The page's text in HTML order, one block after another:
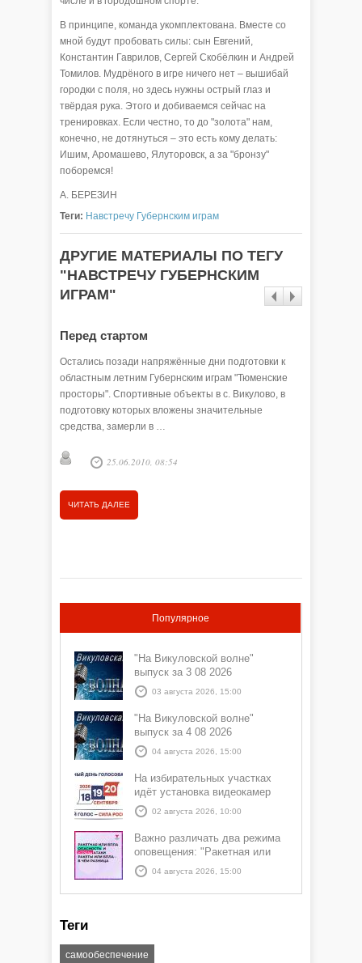
В принципе, команда укомплектована. Вместе со
мной будут пробовать силы: сын Евгений,
Константин Гаврилов, Сергей Скобёлкин и Андрей
Томилов. Мудрёного в игре ничего нет – вышибай
городки с поля, но здесь нужны острый глаз и
твёрдая рука. Этого и добиваемся сейчас на
тренировках. Если честно, то до "золота" нам,
конечно, не дотянуться – это есть кому делать:
Ишим, Аромашево, Ялуторовск, а за "бронзу"
поборемся!
А. БЕРЕЗИН
Теги: Навстречу Губернским играм
ДРУГИЕ МАТЕРИАЛЫ ПО ТЕГУ
"НАВСТРЕЧУ ГУБЕРНСКИМ
ИГРАМ"
Перед стартом
Остались позади напряжённые дни подготовки к
областным летним Губернским играм "Тюменские
просторы". Спортивные объекты в с. Викулово, в
подготовку которых вложены значительные
средства, замерли в …
25.06.2010, 08:54
ЧИТАТЬ ДАЛЕЕ
Популярное
"На Викуловской волне"
выпуск за 3 08 2026
03 августа 2026, 15:00
"На Викуловской волне"
выпуск за 4 08 2026
04 августа 2026, 15:00
На избирательных участках
идёт установка видеокамер
02 августа 2026, 10:00
Важно различать два режима
оповещения: "Ракетная или
БПЛА опасность" и "Угроза
атаки ракеты или БПЛА"
04 августа 2026, 15:00
Теги
самообеспечение